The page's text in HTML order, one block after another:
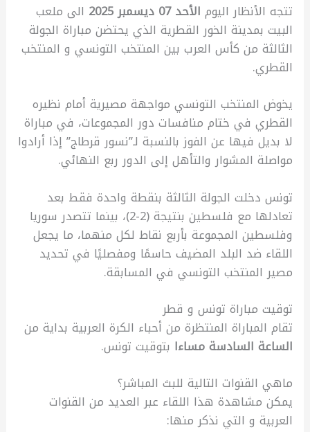
تتجه الأنظار اليوم الأحد 07 ديسمبر 2025
الى ملعب
البيت بمدينة الخور القطرية الذي يحتضن مباراة الجولة
الثالثة من كأس العرب بين المنتخب التونسي و المنتخب
القطري.
يخوض المنتخب التونسي مواجهة مصيرية أمام نظيره
القطري في ختام منافسات دور المجموعات، في مباراة
لا بديل فيها عن الفوز بالنسبة لـ”نسور قرطاج” إذا أرادوا
مواصلة المشوار والتأهل إلى الدور ربع النهائي.
تونس دخلت الجولة الثالثة بنقطة واحدة فقط بعد
تعادلها مع فلسطين بنتيجة (2-2)، بينما تتصدر سوريا
وفلسطين المجموعة بأربع نقاط لكل منهما، ما يجعل
اللقاء ضد البلد المضيف حاسمًا ومفصليًا في تحديد
مصير المنتخب التونسي في المسابقة.
توقيت مباراة تونس و قطر
تقام المباراة المنتظرة من أحباء الكرة العربية بداية من
الساعة السادسة مساءا بتوقيت تونس.
ماهي القنوات التالية للبث المباشر؟
يمكن مشاهدة هذا اللقاء عبر العديد من القنوات
العربية و التي نذكر منها: